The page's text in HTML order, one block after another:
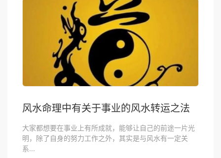
风水命理中有关于事业的风水转运之法
大家都想要在事业上有所成就，能够让自己的前途一片光
明，除了自身的努力工作之外，其实是与风水有一定关
系...